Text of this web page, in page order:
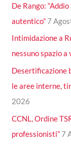
De Rango:
autentico” 7
Intimidazione a
nessuno spazio
Desertificazione
le aree interne,
2026
CCNL, Ordine
professionisti” 7